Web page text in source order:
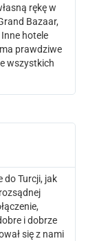
rękę w
Bazaar,
hotele
prawdziwe
wszystkich
do Turcji, jak
i dobrze
się z nami